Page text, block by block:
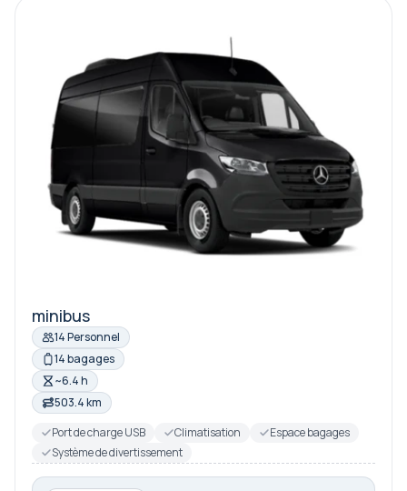
minibus
14 Personnel
14 bagages
~6.4 h
503.4 km
Port de charge USB
Climatisation
Espace bagages
Système de divertissement